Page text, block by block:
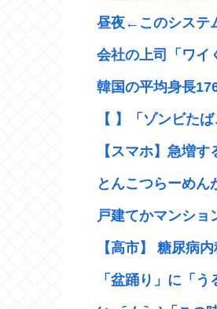
昼夜←このシステ
会社の上司「ワイ
韓国の平均身長
【 】「ゾンビた
【スマホ】急増
とんこつらーめん
戸建てかマンショ
【高市】 糖尿病
「盆踊り」に「